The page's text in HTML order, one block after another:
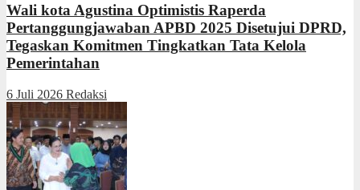
Wali kota Agustina Optimistis Raperda
Pertanggungjawaban APBD 2025 Disetujui DPRD,
Tegaskan Komitmen Tingkatkan Tata Kelola
Pemerintahan
6 Juli 2026 Redaksi